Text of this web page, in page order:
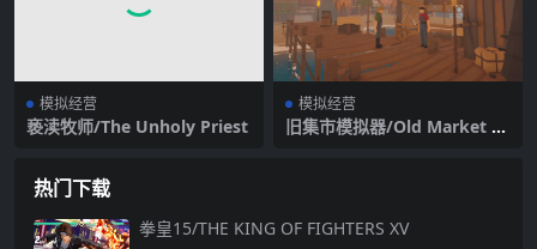
模拟经营
亵渎牧师/The Unholy Priest
模拟经营
旧集市模拟器/Old Market Si
热门下载
拳皇15/THE KING OF FIGHTERS XV